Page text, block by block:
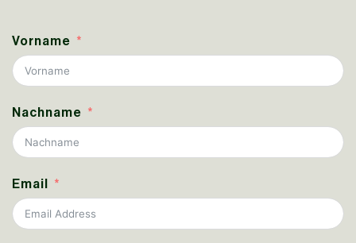
Vorname
Nachname
Email